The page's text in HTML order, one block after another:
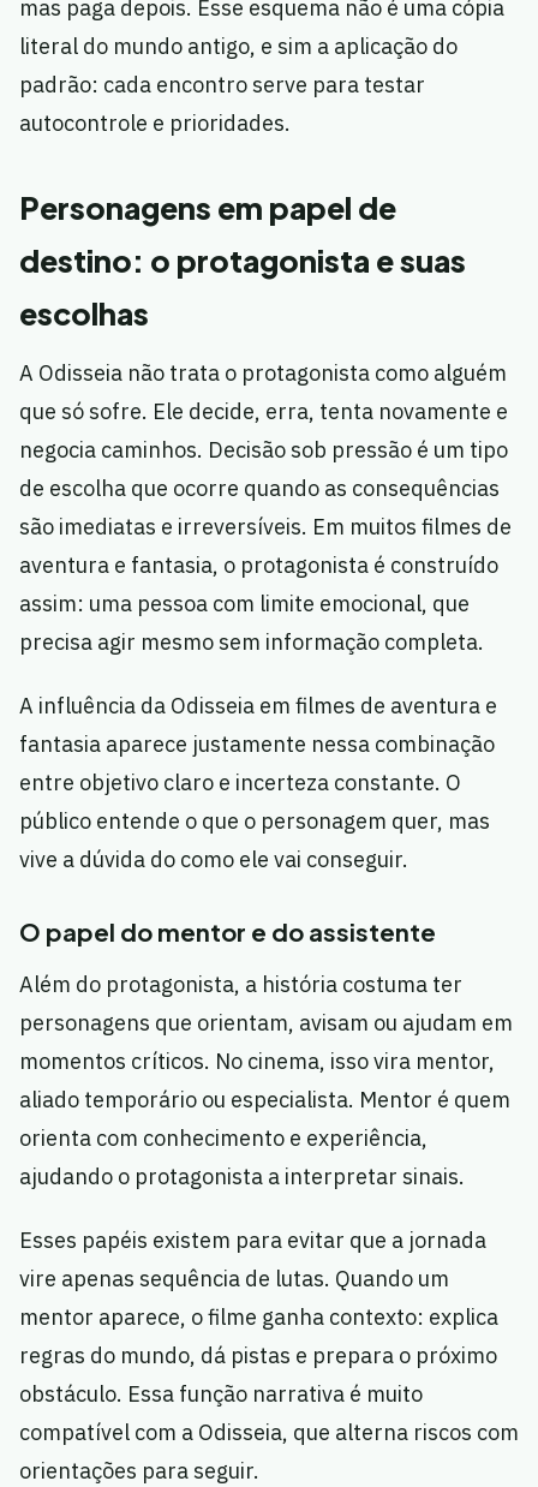
mas paga depois. Esse esquema não é uma cópia
literal do mundo antigo, e sim a aplicação do
padrão: cada encontro serve para testar
autocontrole e prioridades.
Personagens em papel de
destino: o protagonista e suas
escolhas
A Odisseia não trata o protagonista como alguém
que só sofre. Ele decide, erra, tenta novamente e
negocia caminhos. Decisão sob pressão é um tipo
de escolha que ocorre quando as consequências
são imediatas e irreversíveis. Em muitos filmes de
aventura e fantasia, o protagonista é construído
assim: uma pessoa com limite emocional, que
precisa agir mesmo sem informação completa.
A influência da Odisseia em filmes de aventura e
fantasia aparece justamente nessa combinação
entre objetivo claro e incerteza constante. O
público entende o que o personagem quer, mas
vive a dúvida do como ele vai conseguir.
O papel do mentor e do assistente
Além do protagonista, a história costuma ter
personagens que orientam, avisam ou ajudam em
momentos críticos. No cinema, isso vira mentor,
aliado temporário ou especialista. Mentor é quem
orienta com conhecimento e experiência,
ajudando o protagonista a interpretar sinais.
Esses papéis existem para evitar que a jornada
vire apenas sequência de lutas. Quando um
mentor aparece, o filme ganha contexto: explica
regras do mundo, dá pistas e prepara o próximo
obstáculo. Essa função narrativa é muito
compatível com a Odisseia, que alterna riscos com
orientações para seguir.